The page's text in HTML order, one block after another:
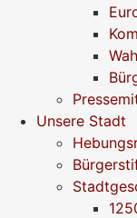
Unsere Stadt